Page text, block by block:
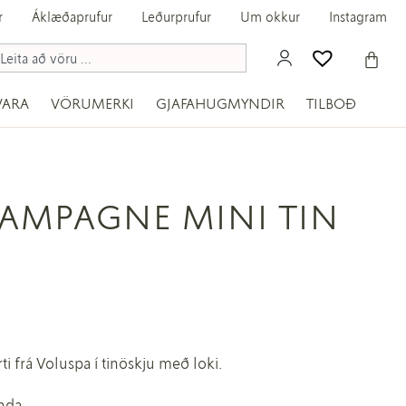
Áklæðaprufur Leðurprufur Um okkur Instagram
VÖRUMERKI GJAFAHUGMYNDIR TILBOÐ
MINI TIN
frá Voluspa í tinöskju með loki.